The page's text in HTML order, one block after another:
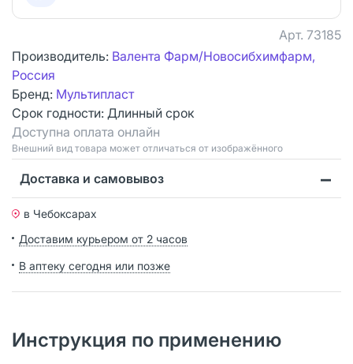
Арт. 73185
Производитель: Валента Фарм/Новосибхимфарм,
Россия
Бренд: Мультипласт
Срок годности: Длинный срок
Доступна оплата онлайн
Bнешний вид товара может отличаться от изображённого
Доставка и самовывоз
в Чебоксарах
Доставим курьером от 2 часов
В аптеку сегодня или позже
Инструкция по применению